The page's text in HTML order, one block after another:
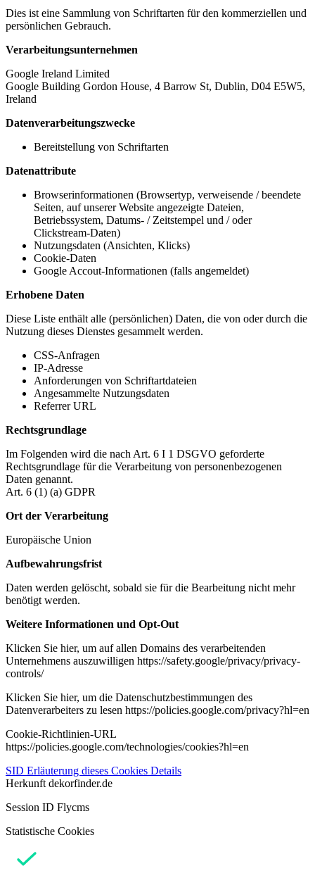
Dies ist eine Sammlung von Schriftarten für den kommerziellen und
persönlichen Gebrauch.
Verarbeitungsunternehmen
Google Ireland Limited
Google Building Gordon House, 4 Barrow St, Dublin, D04 E5W5,
Ireland
Datenverarbeitungszwecke
Bereitstellung von Schriftarten
Datenattribute
Browserinformationen (Browsertyp, verweisende / beendete
Seiten, auf unserer Website angezeigte Dateien,
Betriebssystem, Datums- / Zeitstempel und / oder
Clickstream-Daten)
Nutzungsdaten (Ansichten, Klicks)
Cookie-Daten
Google Accout-Informationen (falls angemeldet)
Erhobene Daten
Diese Liste enthält alle (persönlichen) Daten, die von oder durch die
Nutzung dieses Dienstes gesammelt werden.
CSS-Anfragen
IP-Adresse
Anforderungen von Schriftartdateien
Angesammelte Nutzungsdaten
Referrer URL
Rechtsgrundlage
Im Folgenden wird die nach Art. 6 I 1 DSGVO geforderte
Rechtsgrundlage für die Verarbeitung von personenbezogenen
Daten genannt.
Art. 6 (1) (a) GDPR
Ort der Verarbeitung
Europäische Union
Aufbewahrungsfrist
Daten werden gelöscht, sobald sie für die Bearbeitung nicht mehr
benötigt werden.
Weitere Informationen und Opt-Out
Klicken Sie hier, um auf allen Domains des verarbeitenden
Unternehmens auszuwilligen https://safety.google/privacy/privacy-
controls/
Klicken Sie hier, um die Datenschutzbestimmungen des
Datenverarbeiters zu lesen https://policies.google.com/privacy?hl=en
Cookie-Richtlinien-URL
https://policies.google.com/technologies/cookies?hl=en
SID Erläuterung dieses Cookies Details
Herkunft dekorfinder.de
Session ID Flycms
Statistische Cookies